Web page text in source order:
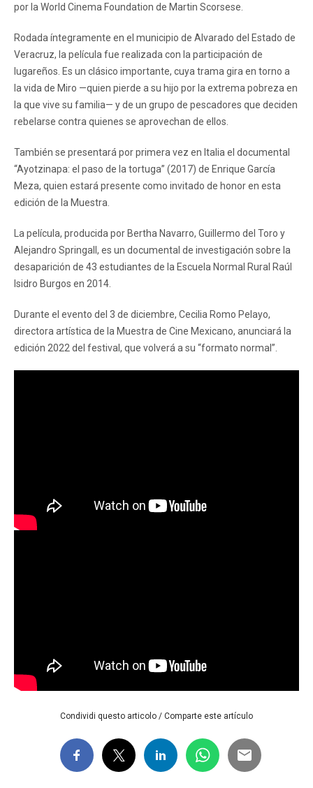
por la World Cinema Foundation de Martin Scorsese.
Rodada íntegramente en el municipio de Alvarado del Estado de
Veracruz, la película fue realizada con la participación de
lugareños. Es un clásico importante, cuya trama gira en torno a
la vida de Miro —quien pierde a su hijo por la extrema pobreza en
la que vive su familia— y de un grupo de pescadores que deciden
rebelarse contra quienes se aprovechan de ellos.
También se presentará por primera vez en Italia el documental
“Ayotzinapa: el paso de la tortuga” (2017) de Enrique García
Meza, quien estará presente como invitado de honor en esta
edición de la Muestra.
La película, producida por Bertha Navarro, Guillermo del Toro y
Alejandro Springall, es un documental de investigación sobre la
desaparición de 43 estudiantes de la Escuela Normal Rural Raúl
Isidro Burgos en 2014.
Durante el evento del 3 de diciembre, Cecilia Romo Pelayo,
directora artística de la Muestra de Cine Mexicano, anunciará la
edición 2022 del festival, que volverá a su “formato normal”.
Condividi questo articolo / Comparte este artículo